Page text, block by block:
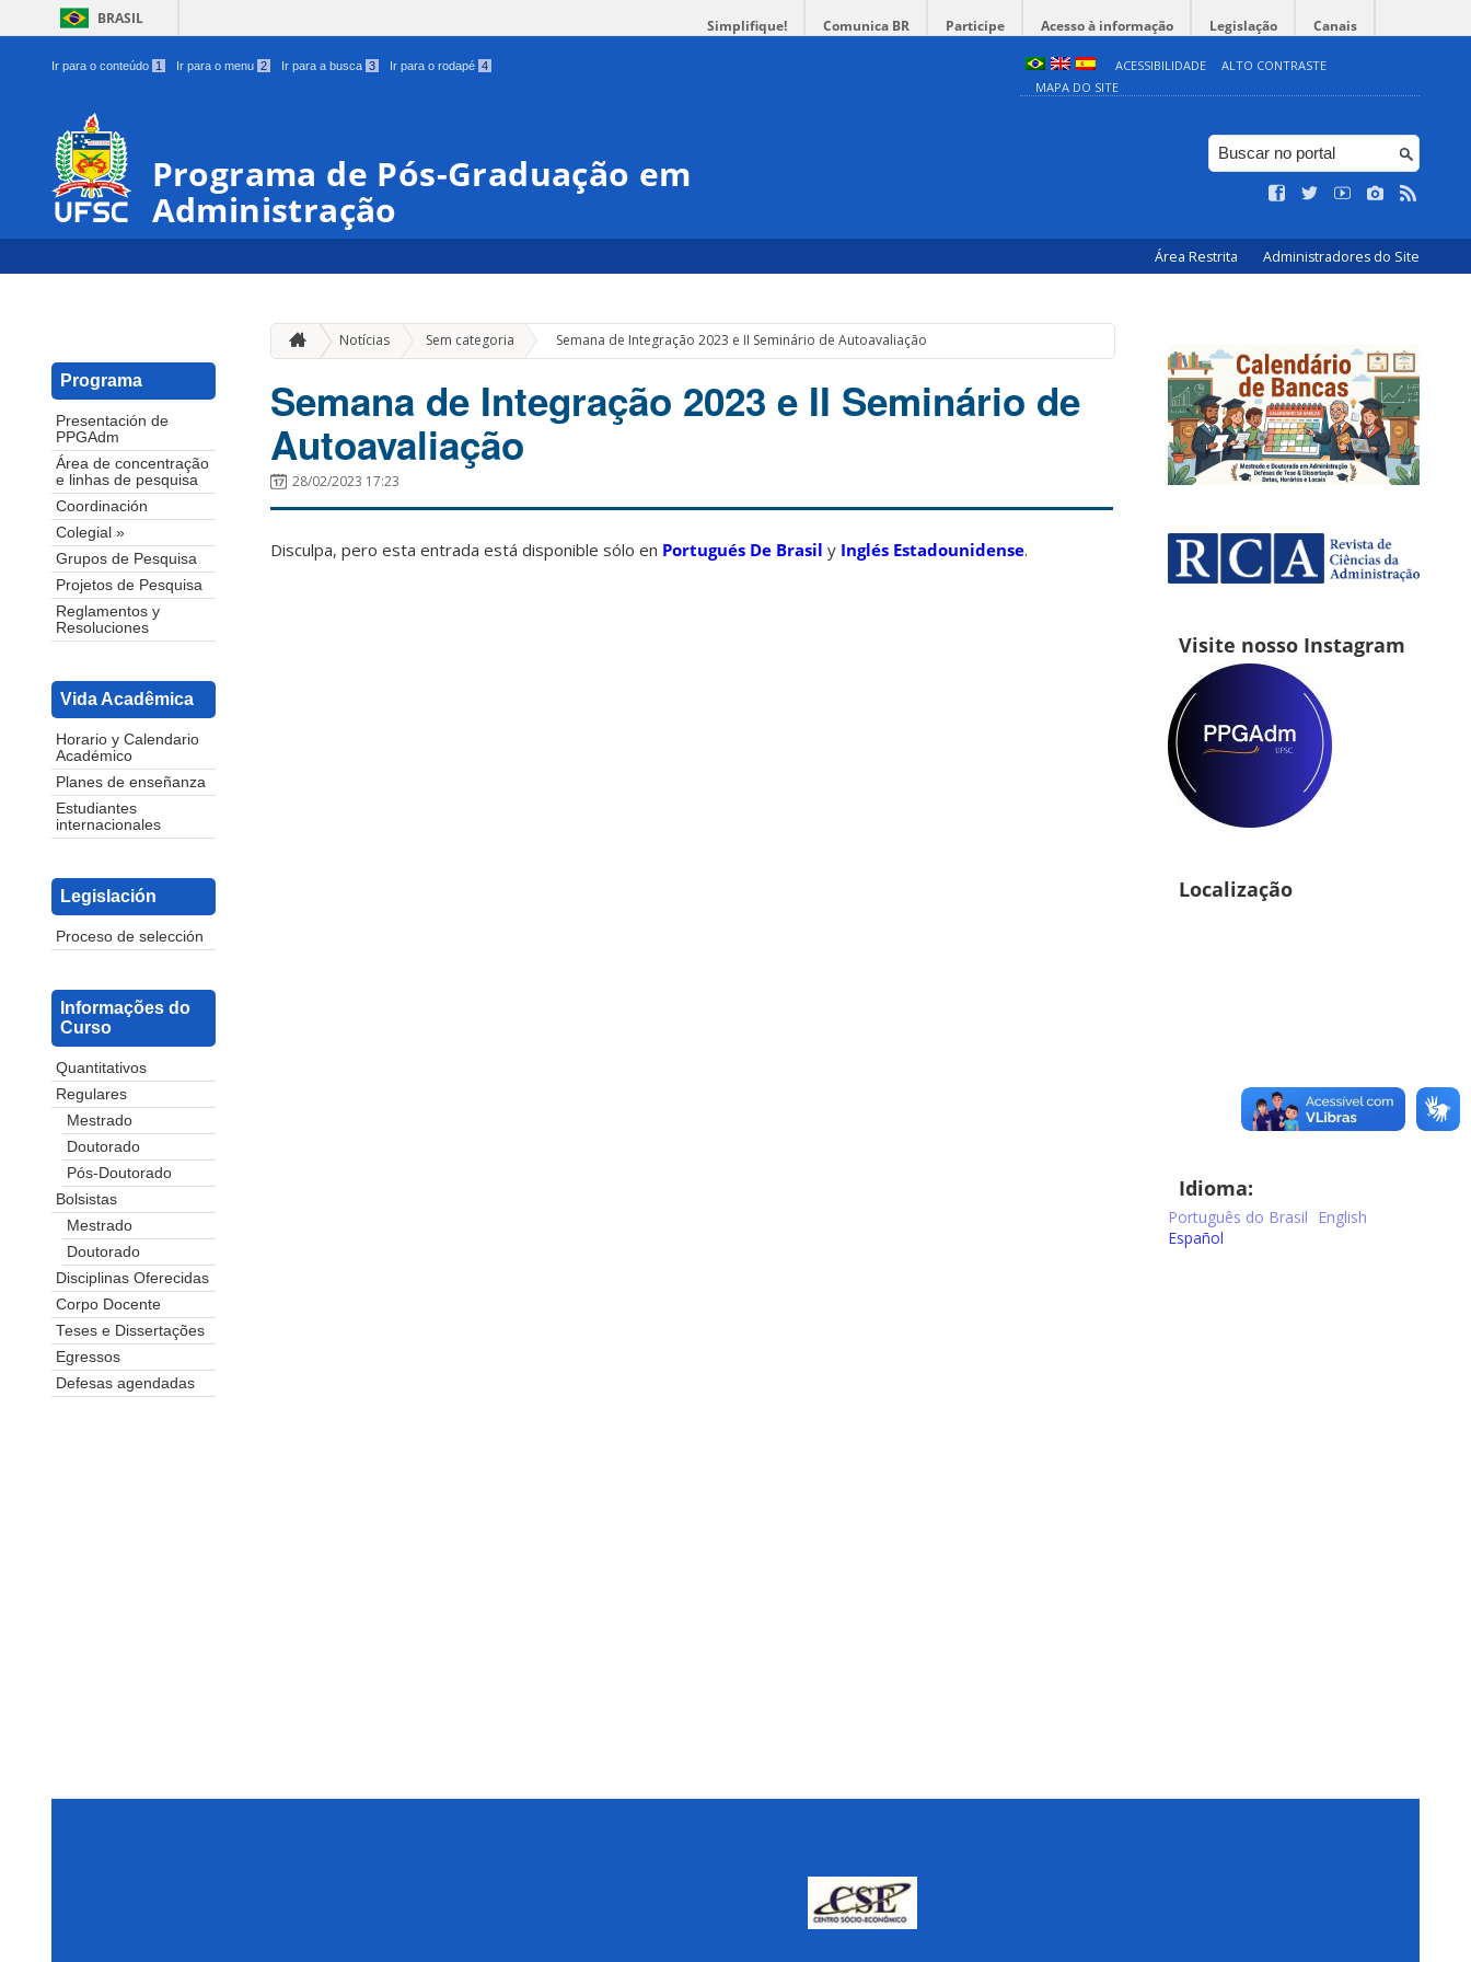
BRASIL Simplifique! Comunica BR Participe Acesso à informação Legislação Canais
Ir para o conteúdo 1 Ir para o menu 2 Ir para a busca 3 Ir para o rodapé 4 ACESSIBILIDADE
ALTO CONTRASTE
MAPA DO SITE
Programa de Pós-Graduação em
Administração
Área Restrita Administradores do Site
Programa
Presentación de
PPGAdm
Área de concentração
e linhas de pesquisa
Coordinación
Colegial »
Grupos de Pesquisa
Projetos de Pesquisa
Reglamentos y
Resoluciones
Vida Acadêmica
Horario y Calendario
Académico
Planes de enseñanza
Estudiantes
internacionales
Legislación
Proceso de selección
Informações do
Curso
Quantitativos
Regulares
Mestrado
Doutorado
Pós-Doutorado
Bolsistas
Mestrado
Doutorado
Disciplinas Oferecidas
Corpo Docente
Teses e Dissertações
Egressos
Defesas agendadas
Notícias Sem categoria » Semana de Integração 2023 e II Seminário de Autoavaliação
Semana de Integração 2023 e II Seminário de
Autoavaliação
28/02/2023 17:23
Disculpa, pero esta entrada está disponible sólo en Portugués De Brasil y Inglés Estadounidense.
Visite nosso Instagram
Localização
Idioma:
Português do Brasil
English
Español